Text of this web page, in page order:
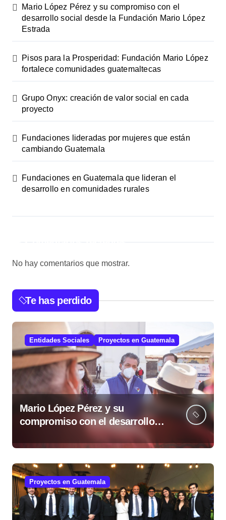
Mario López Pérez y su compromiso con el
desarrollo social desde la Fundación Mario López
Estrada
Pisos para la Prosperidad: Fundación Mario López
fortalece comunidades guatemaltecas
Grupo Onyx: creación de valor social en cada
proyecto
Fundaciones lideradas por mujeres que están
cambiando Guatemala
Fundaciones en Guatemala que lideran el
desarrollo en comunidades rurales
No hay comentarios que mostrar.
Te has perdido
Entidades Sociales Proyectos en Guatemala
Mario López Pérez y su
compromiso con el desarrollo
social desde la Fundación Mario
López Estrada
Proyectos en Guatemala